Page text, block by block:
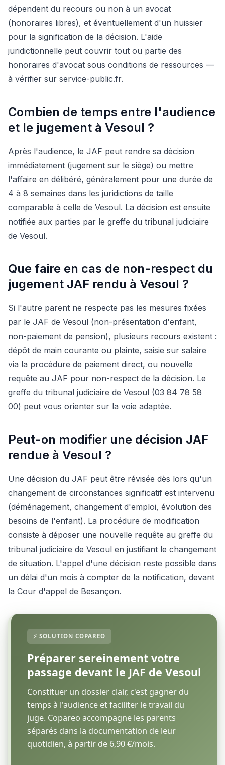
dépendent du recours ou non à un avocat
(honoraires libres), et éventuellement d'un huissier
pour la signification de la décision. L'aide
juridictionnelle peut couvrir tout ou partie des
honoraires d'avocat sous conditions de ressources —
à vérifier sur service-public.fr.
Combien de temps entre l'audience
et le jugement à Vesoul ?
Après l'audience, le JAF peut rendre sa décision
immédiatement (jugement sur le siège) ou mettre
l'affaire en délibéré, généralement pour une durée de
4 à 8 semaines dans les juridictions de taille
comparable à celle de Vesoul. La décision est ensuite
notifiée aux parties par le greffe du tribunal judiciaire
de Vesoul.
Que faire en cas de non-respect du
jugement JAF rendu à Vesoul ?
Si l'autre parent ne respecte pas les mesures fixées
par le JAF de Vesoul (non-présentation d'enfant,
non-paiement de pension), plusieurs recours existent :
dépôt de main courante ou plainte, saisie sur salaire
via la procédure de paiement direct, ou nouvelle
requête au JAF pour non-respect de la décision. Le
greffe du tribunal judiciaire de Vesoul (03 84 78 58
00) peut vous orienter sur la voie adaptée.
Peut-on modifier une décision JAF
rendue à Vesoul ?
Une décision du JAF peut être révisée dès lors qu'un
changement de circonstances significatif est intervenu
(déménagement, changement d'emploi, évolution des
besoins de l'enfant). La procédure de modification
consiste à déposer une nouvelle requête au greffe du
tribunal judiciaire de Vesoul en justifiant le changement
de situation. L'appel d'une décision reste possible dans
un délai d'un mois à compter de la notification, devant
la Cour d'appel de Besançon.
Préparer sereinement votre
passage devant le JAF de Vesoul
Constituer un dossier clair, c'est gagner du
temps à l'audience et faciliter le travail du
juge. Copareo accompagne les parents
séparés dans la documentation de leur
quotidien, à partir de 6,90 €/mois.